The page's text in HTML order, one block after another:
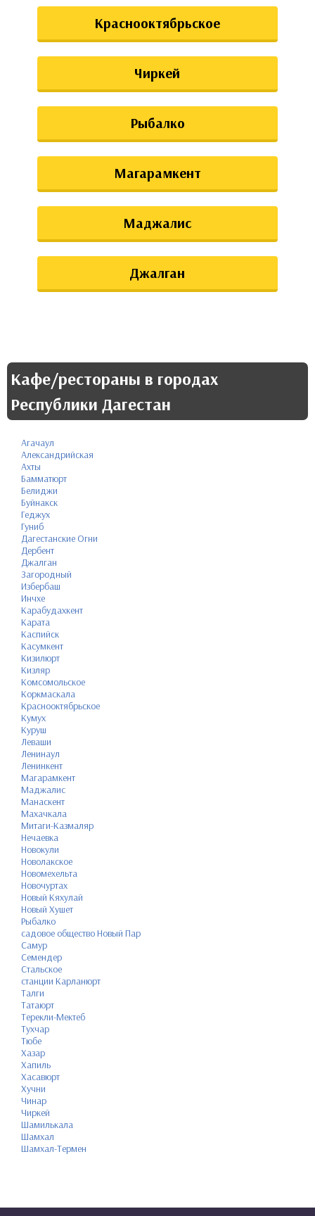
Краснооктябрьское
Чиркей
Рыбалко
Магарамкент
Маджалис
Джалган
Кафе/рестораны в городах
Республики Дагестан
Агачаул
Александрийская
Ахты
Бамматюрт
Белиджи
Буйнакск
Геджух
Гуниб
Дагестанские Огни
Дербент
Джалган
Загородный
Избербаш
Инчхе
Карабудахкент
Карата
Каспийск
Касумкент
Кизилюрт
Кизляр
Комсомольское
Коркмаскала
Краснооктябрьское
Кумух
Куруш
Леваши
Ленинаул
Ленинкент
Магарамкент
Маджалис
Манаскент
Махачкала
Митаги-Казмаляр
Нечаевка
Новокули
Новолакское
Новомехельта
Новочуртах
Новый Кяхулай
Новый Хушет
Рыбалко
садовое общество Новый Пар
Самур
Семендер
Стальское
станции Карланюрт
Талги
Татаюрт
Терекли-Мектеб
Тухчар
Тюбе
Хазар
Хапиль
Хасавюрт
Хучни
Чинар
Чиркей
Шамилькала
Шамхал
Шамхал-Термен